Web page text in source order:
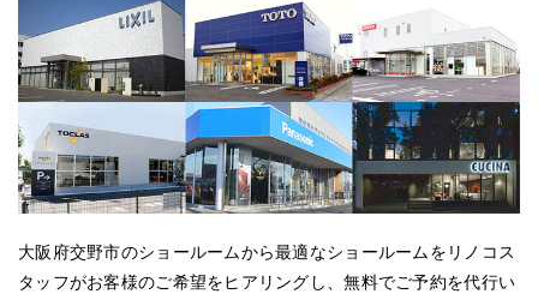
大阪府交野市のショールームから最適なショールームをリノコス
タッフがお客様のご希望をヒアリングし、無料でご予約を代行い